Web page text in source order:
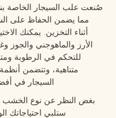
صُنعت علب السيجار الخاصة
مما يضمن الحفاظ على
أثناء التخزين. يمكنك
الأرز والماهوجني والجوز
للتحكم في الرطوبة
متناهية، وتتضمن
السيجار في
بغض النظر عن نوع الخشب
ستلبي احتياجاتك